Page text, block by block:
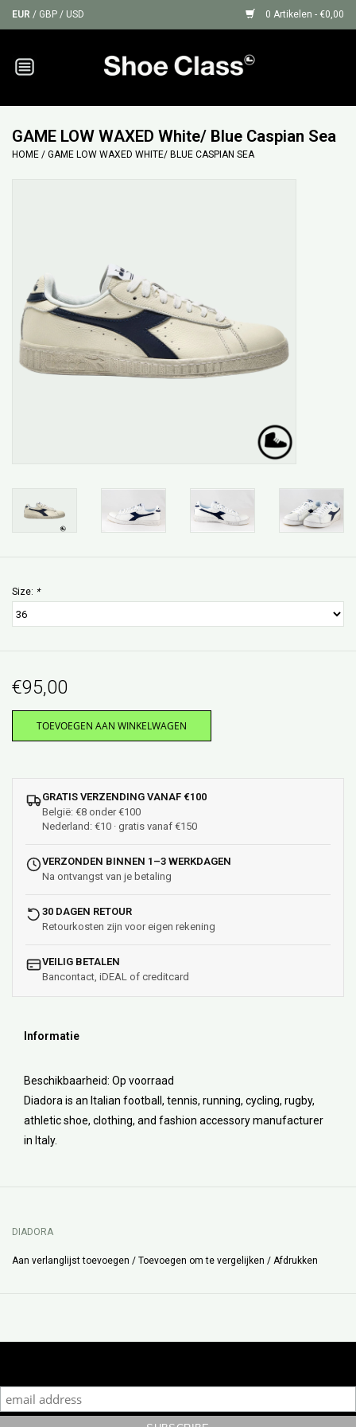
EUR / GBP / USD 0 Artikelen - €0,00
Home
GAME LOW WAXED White/ Blue Caspian Sea
HOME / GAME LOW WAXED WHITE/ BLUE CASPIAN SEA
Size: *
€95,00
TOEVOEGEN AAN WINKELWAGEN
GRATIS VERZENDING VANAF €100
België: €8 onder €100
Nederland: €10 · gratis vanaf €150
VERZONDEN BINNEN 1–3 WERKDAGEN
Na ontvangst van je betaling
30 DAGEN RETOUR
Retourkosten zijn voor eigen rekening
VEILIG BETALEN
Bancontact, iDEAL of creditcard
Informatie
Beschikbaarheid: Op voorraad
Diadora is an Italian football, tennis, running, cycling, rugby,
athletic shoe, clothing, and fashion accessory manufacturer
in Italy.
DIADORA
Aan verlanglijst toevoegen / Toevoegen om te vergelijken / Afdrukken